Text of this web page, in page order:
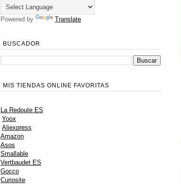
Powered by Translate
BUSCADOR
MIS TIENDAS ONLINE FAVORITAS
La Redoute ES
Yoox
Aliexpress
Amazon
Asos
Smallable
Vertbaudet ES
Gocco
Curiosite